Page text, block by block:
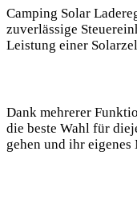
Camping Solar
zuverlässige
Leistung einer
Dank mehrerer
die beste Wahl für
gehen ‌und ihr